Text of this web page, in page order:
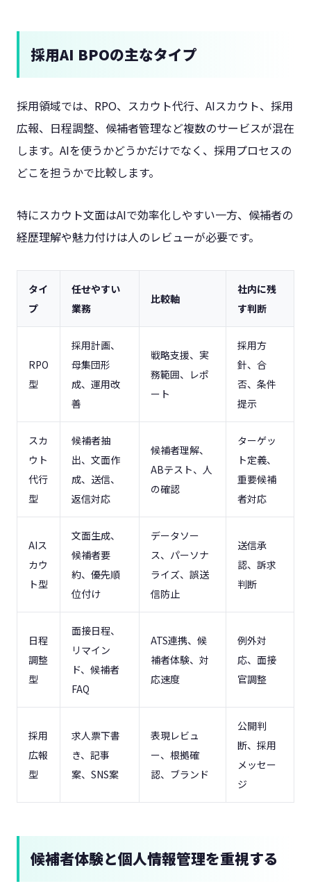
採用AI BPOの主なタイプ
採用領域では、RPO、スカウト代行、AIスカウト、採用
広報、日程調整、候補者管理など複数のサービスが混在
します。AIを使うかどうかだけでなく、採用プロセスの
どこを担うかで比較します。
特にスカウト文面はAIで効率化しやすい一方、候補者の
経歴理解や魅力付けは人のレビューが必要です。
タイ
プ
任せやすい
業務
比較軸
社内に残
す判断
RPO
型
採用計画、
母集団形
成、運用改
善
戦略支援、実
務範囲、レポ
ート
採用方
針、合
否、条件
提示
スカ
ウト
代行
型
候補者抽
出、文面作
成、送信、
返信対応
候補者理解、
ABテスト、人
の確認
ターゲッ
ト定義、
重要候補
者対応
AIス
カウ
ト型
文面生成、
候補者要
約、優先順
位付け
データソー
ス、パーソナ
ライズ、誤送
信防止
送信承
認、訴求
判断
日程
調整
型
面接日程、
リマイン
ド、候補者
FAQ
ATS連携、候
補者体験、対
応速度
例外対
応、面接
官調整
採用
広報
型
求人票下書
き、記事
案、SNS案
表現レビュ
ー、根拠確
認、ブランド
公開判
断、採用
メッセー
ジ
候補者体験と個人情報管理を重視する